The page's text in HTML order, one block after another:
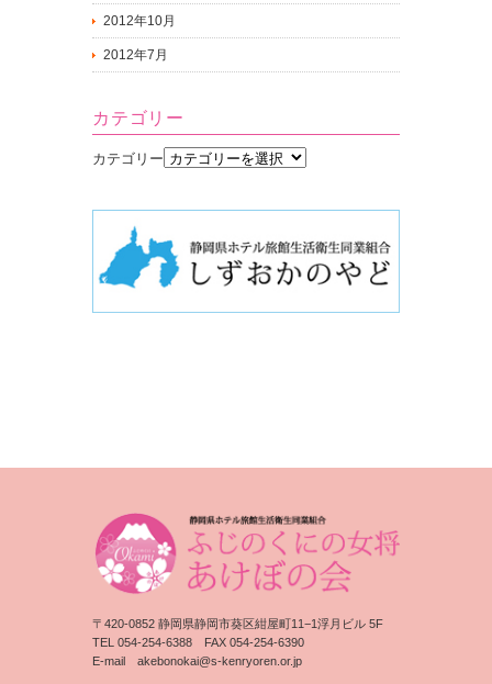
2012年10月
2012年7月
カテゴリー
カテゴリー
〒420-0852 静岡県静岡市葵区紺屋町11−1浮月ビル 5F
TEL 054-254-6388 FAX 054-254-6390
E-mail akebonokai@s-kenryoren.or.jp